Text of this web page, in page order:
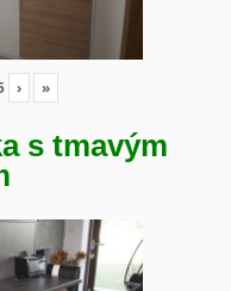
› »
s tmavým